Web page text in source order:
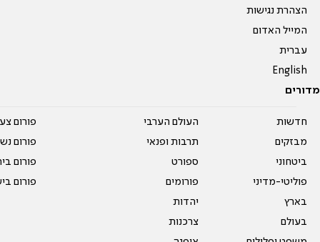
הצהרת נגישות
המייל האדום
עברית
English
מדורים
חדשות
מבזקים
ביטחוני
פוליטי-מדיני
בארץ
בעולם
העולם הערבי
תרבות ופנאי
ספורט
פורומים
יהדות
צרכנות
פורום
פורום
פורום
פורום